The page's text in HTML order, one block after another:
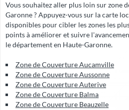
Vous souhaitez aller plus loin sur zone
Garonne ? Appuyez-vous sur la carte
disponibles pour cibler les zones les
points à améliorer et suivre
le département en Haute-Garonne.
Zone de Couverture Aucamville
Zone de Couverture Aussonne
Zone de Couverture Auterive
Zone de Couverture Balma
Zone de Couverture Beauzelle